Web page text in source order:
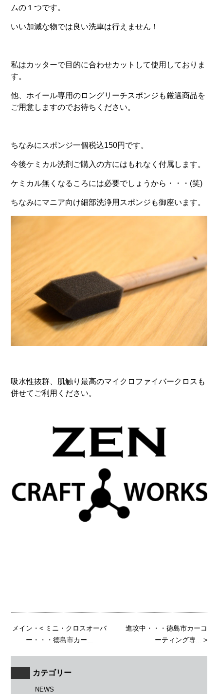
ムの１つです。
いい加減な物では良い洗車は行えません！
私はカッターで目的に合わせカットして使用しておりま
す。
他、ホイール専用のロングリーチスポンジも厳選商品を
ご用意しますのでお待ちください。
ちなみにスポンジ一個税込150円です。
今後ケミカル洗剤ご購入の方にはもれなく付属します。
ケミカル無くなるころには必要でしょうから・・・(笑)
ちなみにマニア向け細部洗浄用スポンジも御座います。
吸水性抜群、肌触り最高のマイクロファイバークロスも
併せてご利用ください。
メイン ・< ミニ・クロスオーバ
ー・・・徳島市カー...
進攻中・・・徳島市カーコ
ーティング専... >
カテゴリー
NEWS